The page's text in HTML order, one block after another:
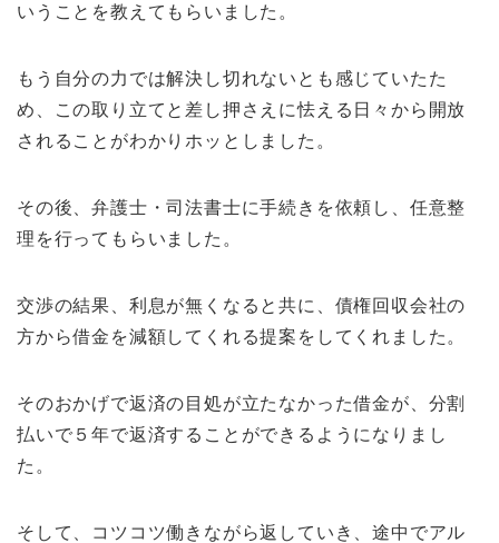
いうことを教えてもらいました。
もう自分の力では解決し切れないとも感じていたた
め、この取り立てと差し押さえに怯える日々から開放
されることがわかりホッとしました。
その後、弁護士・司法書士に手続きを依頼し、任意整
理を行ってもらいました。
交渉の結果、利息が無くなると共に、債権回収会社の
方から借金を減額してくれる提案をしてくれました。
そのおかげで返済の目処が立たなかった借金が、分割
払いで５年で返済することができるようになりまし
た。
そして、コツコツ働きながら返していき、途中でアル